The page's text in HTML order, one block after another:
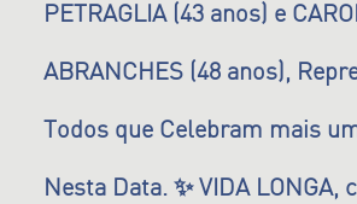
PETRAGLIA (43 anos) e
ABRANCHES (48 anos),
Todos que Celebram mais
Nesta Data. ✨ VIDA LONGA,